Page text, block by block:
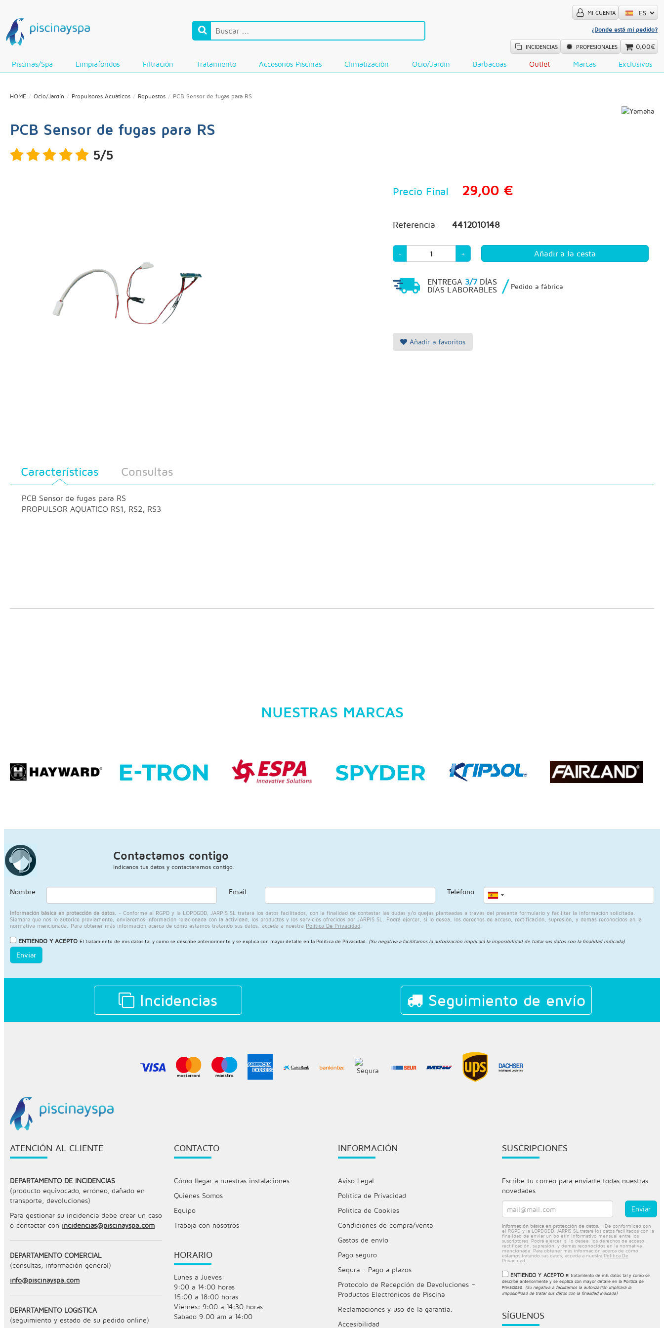
MI CUENTA
¿Donde está mi pedido?
INCIDENCIAS PROFESIONALES 0,00€
Piscinas/Spa Limpiafondos Filtración Tratamiento Accesorios Piscinas Climatización Ocio/Jardín Barbacoas Outlet Marcas Exclusivos
HOME Ocio/Jardín Propulsores Acuáticos Repuestos PCB Sensor de fugas para RS
PCB Sensor de fugas para RS
5/5
Precio Final 29,00 €
Referencia: 4412010148
- +
ENTREGA 3/7DÍAS
DÍAS LABORABLES
/ Pedido a fábrica
Añadir a favoritos
Características Consultas
PCB Sensor de fugas para RS
PROPULSOR AQUATICO RS1, RS2, RS3
NUESTRAS MARCAS
Contactamos contigo
Indícanos tus datos y contactaremos contigo.
Nombre Email Teléfono
Información básica en protección de datos. - Conforme al RGPD y la LOPDGDD, JARPIS SL tratará los datos facilitados, con la finalidad de contestar las dudas y/o quejas planteadas a través del presente formulario y facilitar la información solicitada.
Siempre que nos lo autorice previamente, enviaremos información relacionada con la actividad, los productos y los servicios ofrecidos por JARPIS SL. Podrá ejercer, si lo desea, los derechos de acceso, rectificación, supresión, y demás reconocidos en la
normativa mencionada. Para obtener más información acerca de cómo estamos tratando sus datos, acceda a nuestra Política De Privacidad
ENTIENDO Y ACEPTO El tratamiento de mis datos tal y como se describe anteriormente y se explica con mayor detalle en la Política de Privacidad (Su negativa a facilitarnos la autorización implicará la imposibilidad de tratar sus datos con la finalidad indicada)
Enviar
Incidencias Seguimiento de envío
ATENCIÓN AL CLIENTE
DEPARTAMENTO DE INCIDENCIAS
(producto equivocado, erróneo, dañado en
transporte, devoluciones)
Para gestionar su incidencia debe crear un caso
o contactar con incidencias@piscinayspa.com
DEPARTAMENTO COMERCIAL
(consultas, información general)
info@piscinayspa.com
DEPARTAMENTO LOGÍSTICA
(seguimiento y estado de su pedido online)
CONTACTO
Cómo llegar a nuestras instalaciones
Quiénes Somos
Equipo
Trabaja con nosotros
HORARIO
Lunes a Jueves:
9:00 a 14:00 horas
15:00 a 18:00 horas
Viernes: 9:00 a 14:30 horas
Sabado 9.00 am a 14:00
INFORMACIÓN
Aviso Legal
Política de Privacidad
Política de Cookies
Condiciones de compra/venta
Gastos de envío
Pago seguro
Sequra - Pago a plazos
Protocolo de Recepción de Devoluciones –
Productos Electrónicos de Piscina
Reclamaciones y uso de la garantía.
Accesibilidad
SUSCRIPCIONES
Escribe tu correo para enviarte todas nuestras
novedades
Información básica en protección de datos. - De conformidad con
el RGPD y la LOPDGDD, JARPIS SL tratará los datos facilitados con la
finalidad de enviar un boletín informativo mensual entre los
suscriptores. Podrá ejercer, si lo desea, los derechos de acceso,
rectificación, supresión, y demás reconocidos en la normativa
mencionada. Para obtener más información acerca de cómo
estamos tratando sus datos, acceda a nuestra Política De
Privacidad
ENTIENDO Y ACEPTO El tratamiento de mis datos tal y como se
describe anteriormente y se explica con mayor detalle en la Política de
Privacidad. (Su negativa a facilitarnos la autorización implicará la
imposibilidad de tratar sus datos con la finalidad indicada)
SÍGUENOS